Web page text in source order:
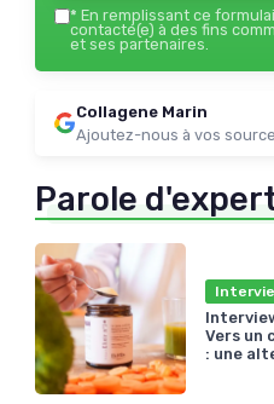
* En remplissant ce
contacté(e) à des fins
et ses partenaires.
Collagene Marin
Ajoutez-nous à vos
Parole
Vers un
: une